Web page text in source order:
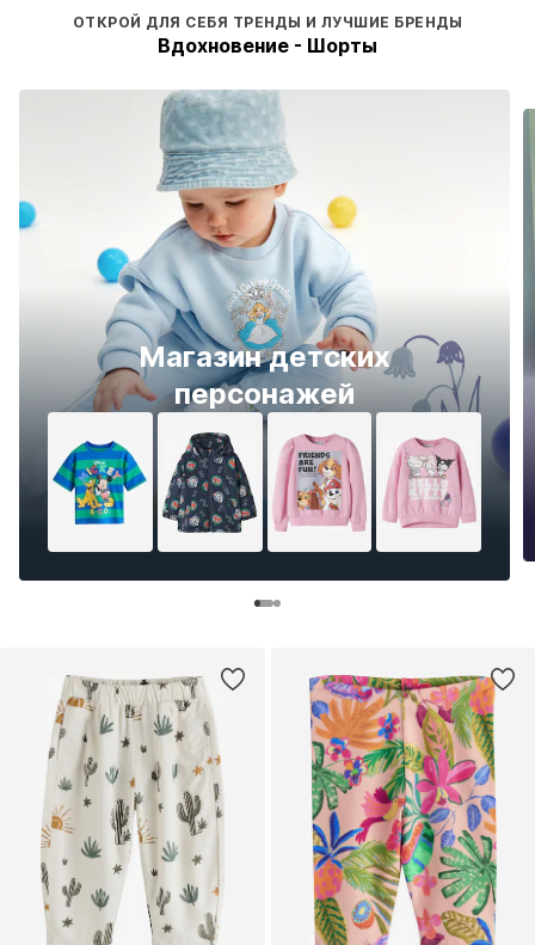
ОТКРОЙ ДЛЯ СЕБЯ ТРЕНДЫ И ЛУЧШИЕ БРЕНДЫ
Вдохновение - Шорты
Магазин детских
персонажей